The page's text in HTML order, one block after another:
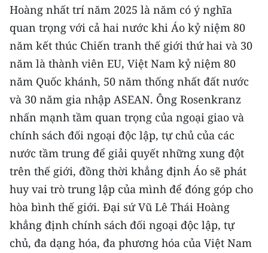
Media Du lịch
Media Thế giới
Media Thể thao
Media Giáo dục
Media Y tế
Media Khoa học - Công nghệ
Media Môi trường
Ảnh
Infographic
Hoàng nhất trí năm 2025 là năm có ý nghĩa
quan trọng với cả hai nước khi Áo kỷ niệm 80
năm kết thúc Chiến tranh thế giới thứ hai và 30
năm là thành viên EU, Việt Nam kỷ niệm 80
năm Quốc khánh, 50 năm thống nhất đất nước
và 30 năm gia nhập ASEAN. Ông Rosenkranz
nhấn mạnh tầm quan trọng của ngoại giao và
chính sách đối ngoại độc lập, tự chủ của các
nước tầm trung để giải quyết những xung đột
trên thế giới, đồng thời khẳng định Áo sẽ phát
huy vai trò trung lập của mình để đóng góp cho
hòa bình thế giới. Đại sứ Vũ Lê Thái Hoàng
khẳng định chính sách đối ngoại độc lập, tự
chủ, đa dạng hóa, đa phương hóa của Việt Nam